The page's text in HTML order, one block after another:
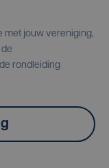
met jouw vereniging,
rondleiding